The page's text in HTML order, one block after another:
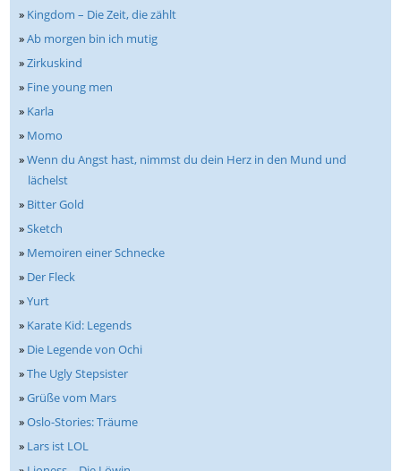
» Kingdom – Die Zeit, die zählt
»Ab morgen bin ich mutig
»Zirkuskind
» Fine young men
» Karla
» Momo
»Wenn du Angst hast, nimmst du dein Herz in den Mund und
lächelst
» Bitter Gold
»Sketch
» Memoiren einer Schnecke
» Der Fleck
»Yurt
» Karate Kid: Legends
» Die Legende von Ochi
»The Ugly Stepsister
»Grüße vom Mars
»Oslo-Stories: Träume
» Lars ist LOL